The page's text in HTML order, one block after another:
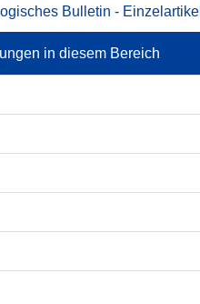
Bulletin - Einzelartikel
in diesem Bereich